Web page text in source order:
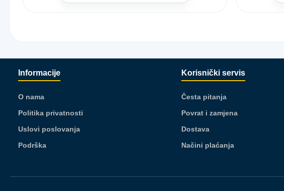
Informacije
O nama
Politika privatnosti
Uslovi poslovanja
Podrška
Korisnički servis
Česta pitanja
Povrat i zamjena
Dostava
Načini plaćanja